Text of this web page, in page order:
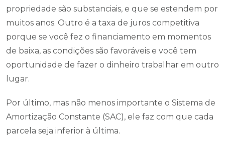
propriedade são substanciais, e que se estendem por
muitos anos. Outro é a taxa de juros competitiva
porque se você fez o financiamento em momentos
de baixa, as condições são favoráveis e você tem
oportunidade de fazer o dinheiro trabalhar em outro
lugar.
Por último, mas não menos importante o Sistema de
Amortização Constante (SAC), ele faz com que cada
parcela seja inferior à última.